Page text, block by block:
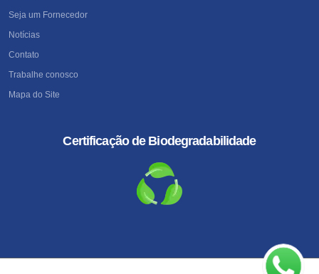
Seja um Fornecedor
Notícias
Contato
Trabalhe conosco
Mapa do Site
Certificação de Biodegradabilidade